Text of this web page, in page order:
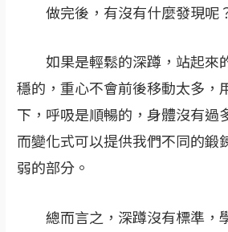
做完後，有沒有什麼發現呢
如果是輕鬆的深蹲，站起來
穩的，重心不會前後移動太多，
下，呼吸是順暢的，身體沒有過
而變化式可以提供我們不同的鍛
弱的部分。
總而言之，深蹲沒有標準，